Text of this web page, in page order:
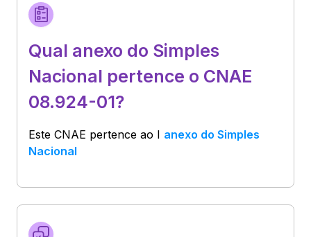
Qual anexo do Simples
Nacional pertence o CNAE
08.924-01?
Este CNAE pertence ao I anexo do Simples
Nacional